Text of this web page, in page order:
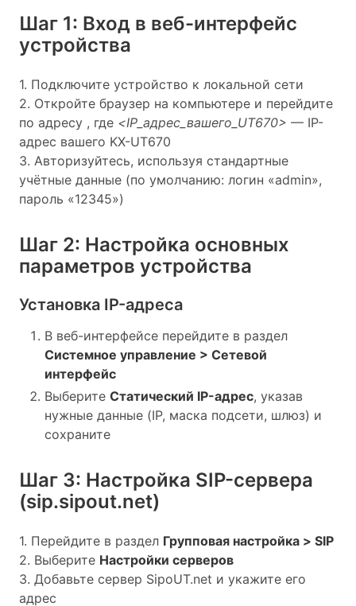
Шаг 1: Вход в веб-интерфейс
устройства
1. Подключите устройство к локальной сети
2. Откройте браузер на компьютере и перейдите
по адресу , где <IP_адрес_вашего_UT670> — IP-
адрес вашего KX-UT670
3. Авторизуйтесь, используя стандартные
учётные данные (по умолчанию: логин «admin»,
пароль «12345»)
Шаг 2: Настройка основных
параметров устройства
Установка IP-адреса
В веб-интерфейсе перейдите в раздел
Системное управление > Сетевой
интерфейс
Выберите Статический IP-адрес, указав
нужные данные (IP, маска подсети, шлюз) и
сохраните
Шаг 3: Настройка SIP-сервера
(sip.sipout.net)
1. Перейдите в раздел Групповая настройка > SIP
2. Выберите Настройки серверов
3. Добавьте сервер SipoUT.net и укажите его
адрес